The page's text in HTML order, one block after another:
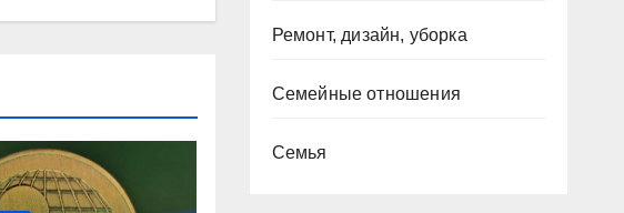
Ремонт, дизайн, уборка
Семейные отношения
Семья